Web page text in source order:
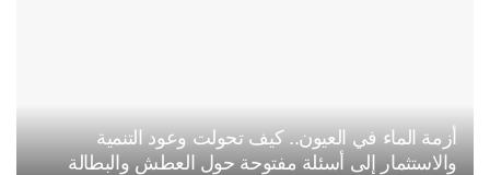
أزمة الماء في العيون.. كيف تحولت وعود التنمية
والاستثمار إلى أسئلة مفتوحة حول العطش والبطالة